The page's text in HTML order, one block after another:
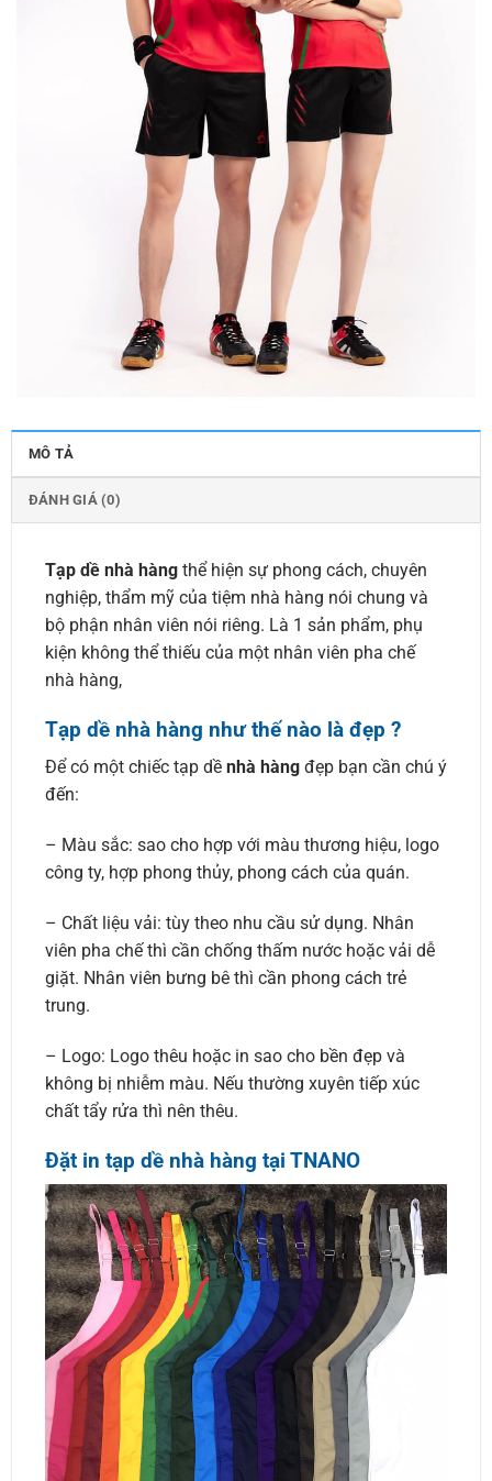
MÔ TẢ
ĐÁNH GIÁ (0)
Tạp dề nhà hàng thể hiện sự phong cách, chuyên
nghiệp, thẩm mỹ của tiệm nhà hàng nói chung và
bộ phận nhân viên nói riêng. Là 1 sản phẩm, phụ
kiện không thể thiếu của một nhân viên pha chế
nhà hàng,
Tạp dề nhà hàng như thế nào là đẹp ?
Để có một chiếc tạp dề nhà hàngđẹp bạn cần chú ý
đến:
– Màu sắc: sao cho hợp với màu thương hiệu, logo
công ty, hợp phong thủy, phong cách của quán.
– Chất liệu vải: tùy theo nhu cầu sử dụng. Nhân
viên pha chế thì cần chống thấm nước hoặc vải dễ
giặt. Nhân viên bưng bê thì cần phong cách trẻ
trung.
– Logo: Logo thêu hoặc in sao cho bền đẹp và
không bị nhiễm màu. Nếu thường xuyên tiếp xúc
chất tẩy rửa thì nên thêu.
Đặt in tạp dề nhà hàng tại TNANO